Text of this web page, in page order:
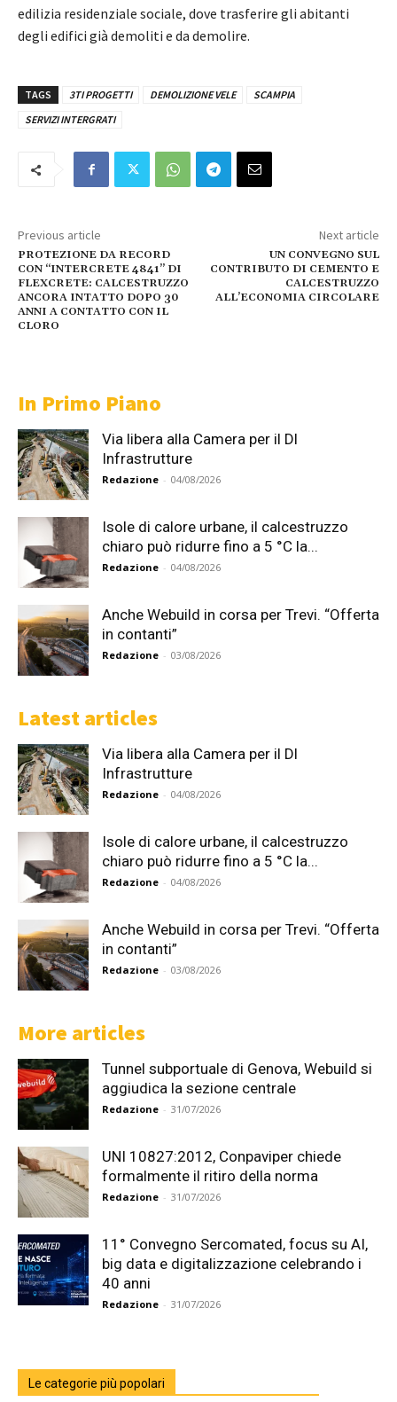
edilizia residenziale sociale, dove trasferire gli abitanti
degli edifici già demoliti e da demolire.
TAGS 3TI PROGETTI DEMOLIZIONE VELE
SCAMPIA
SERVIZI INTERGRATI
Previous article
PROTEZIONE DA RECORD
CON “INTERCRETE 4841” DI
FLEXCRETE: CALCESTRUZZO
ANCORA INTATTO DOPO 30
ANNI A CONTATTO CON IL
CLORO
Next article
UN CONVEGNO SUL
CONTRIBUTO DI CEMENTO E
CALCESTRUZZO
ALL’ECONOMIA CIRCOLARE
In Primo Piano
Via libera alla Camera per il Dl
Infrastrutture
Redazione - 04/08/2026
Isole di calore urbane, il calcestruzzo
chiaro può ridurre fino a 5 °C la...
Redazione - 04/08/2026
Anche Webuild in corsa per Trevi. “Offerta
in contanti”
Redazione - 03/08/2026
Latest articles
Via libera alla Camera per il Dl
Infrastrutture
Redazione - 04/08/2026
Isole di calore urbane, il calcestruzzo
chiaro può ridurre fino a 5 °C la...
Redazione - 04/08/2026
Anche Webuild in corsa per Trevi. “Offerta
in contanti”
Redazione - 03/08/2026
More articles
Tunnel subportuale di Genova, Webuild si
aggiudica la sezione centrale
Redazione - 31/07/2026
UNI 10827:2012, Conpaviper chiede
formalmente il ritiro della norma
Redazione - 31/07/2026
11° Convegno Sercomated, focus su AI,
big data e digitalizzazione celebrando i
40 anni
Redazione - 31/07/2026
Le categorie più popolari